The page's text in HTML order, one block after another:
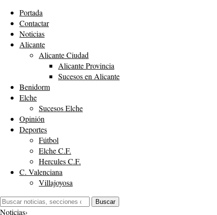
Portada
Contactar
Noticias
Alicante
Alicante Ciudad
Alicante Provincia
Sucesos en Alicante
Benidorm
Elche
Sucesos Elche
Opinión
Deportes
Fútbol
Elche C.F.
Hercules C.F.
C. Valenciana
Villajoyosa
Buscar:
Buscar
Noticias›